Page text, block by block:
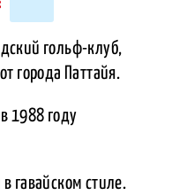
гольф-клуб,
города Паттайя.
1988 году
гавайском стиле.